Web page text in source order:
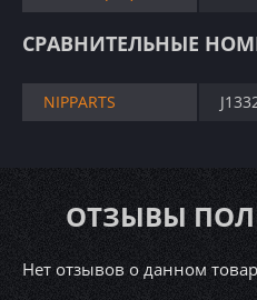
СРАВНИТЕЛЬНЫЕ
NIPPARTS
ОТЗЫВЫ
Нет отзывов о данном